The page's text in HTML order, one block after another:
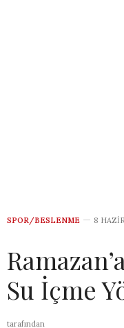
SPOR/BESLENME 8
Su İçme
tarafından